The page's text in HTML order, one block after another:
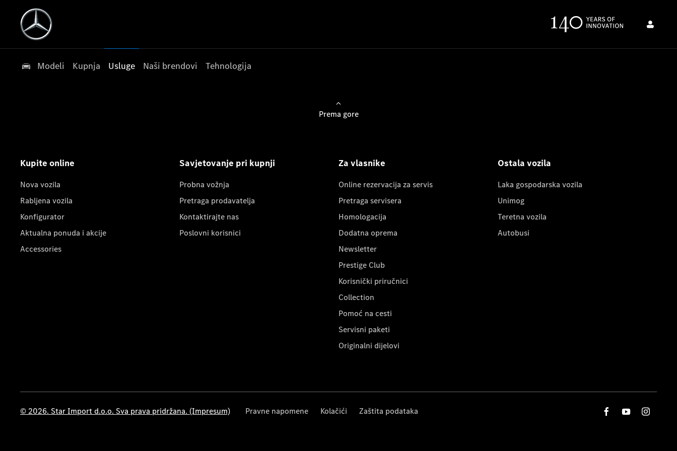
Modeli Kupnja Usluge Naši brendovi Tehnologija
Prema gore
Kupite online
Nova vozila
Rabljena vozila
Konfigurator
Aktualna ponuda i akcije
Accessories
Savjetovanje pri kupnji
Probna vožnja
Pretraga prodavatelja
Kontaktirajte nas
Poslovni korisnici
Za vlasnike
Online rezervacija za servis
Pretraga servisera
Homologacija
Dodatna oprema
Newsletter
Prestige Club
Korisnički priručnici
Collection
Pomoć na cesti
Servisni paketi
Originalni dijelovi
Ostala vozila
Laka gospodarska vozila
Unimog
Teretna vozila
Autobusi
© 2026. Star Import d.o.o. Sva prava pridržana. (Impresum) Pravne napomene Kolačići Zaštita podataka